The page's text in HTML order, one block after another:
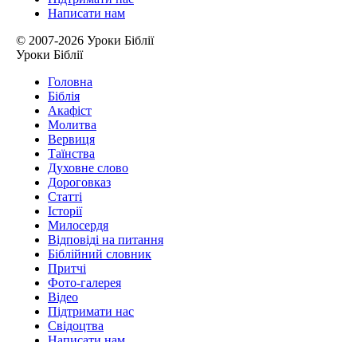
Написати нам
© 2007-2026 Уроки Біблії
Уроки Біблії
Головна
Біблія
Акафіст
Молитва
Вервиця
Таїнства
Духовне слово
Дороговказ
Cтатті
Історії
Милосердя
Відповіді на питання
Біблійний словник
Притчі
Фото-галерея
Відео
Підтримати нас
Свідоцтва